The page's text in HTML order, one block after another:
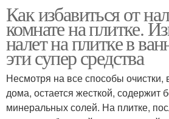
Как избавиться от
комнате на плитке.
налет на плитке в
эти супер средства
Несмотря на все способы
дома, остается жесткой, содержит
минеральных солей. На плитке,